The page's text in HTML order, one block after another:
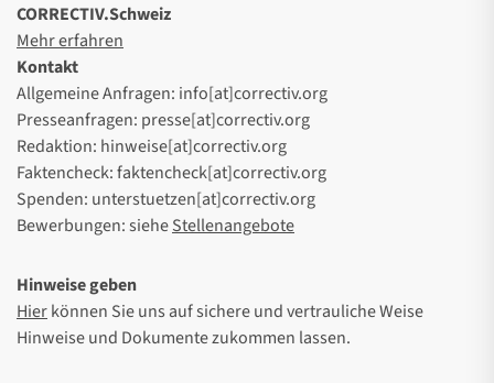
CORRECTIV.Schweiz
Mehr erfahren
Kontakt
Allgemeine Anfragen: info[at]correctiv.org
Presseanfragen: presse[at]correctiv.org
Redaktion: hinweise[at]correctiv.org
Faktencheck: faktencheck[at]correctiv.org
Spenden: unterstuetzen[at]correctiv.org
Bewerbungen: sieheStellenangebote
Hinweise geben
Hierkönnen Sie uns auf sichere und vertrauliche Weise
Hinweise und Dokumente zukommen lassen.